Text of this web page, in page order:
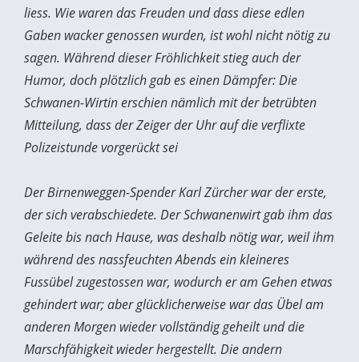
liess. Wie waren das Freuden und dass diese edlen
Gaben wacker genossen wurden, ist wohl nicht nötig zu
sagen. Während dieser Fröhlichkeit stieg auch der
Humor, doch plötzlich gab es einen Dämpfer: Die
Schwanen-Wirtin erschien nämlich mit der betrübten
Mitteilung, dass der Zeiger der Uhr auf die verflixte
Polizeistunde vorgerückt sei
Der Birnenweggen-Spender Karl Zürcher war der erste,
der sich verabschiedete. Der Schwanenwirt gab ihm das
Geleite bis nach Hause, was deshalb nötig war, weil ihm
während des nassfeuchten Abends ein kleineres
Fussübel zugestossen war, wodurch er am Gehen etwas
gehindert war; aber glücklicherweise war das Übel am
anderen Morgen wieder vollständig geheilt und die
Marschfähigkeit wieder hergestellt. Die andern